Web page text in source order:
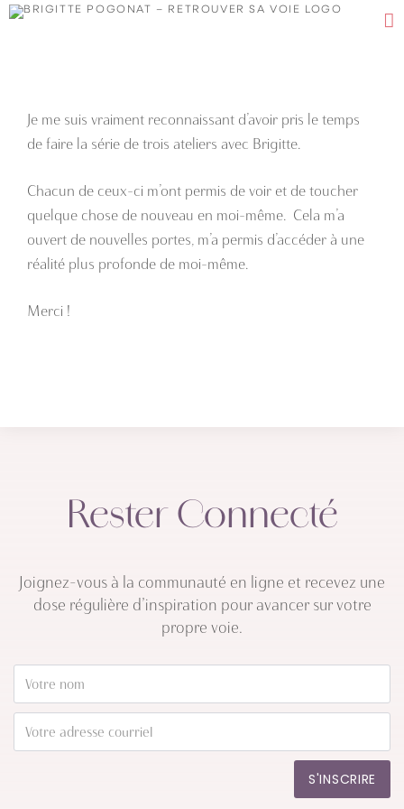
Passer
Je me suis vraiment reconnaissant d’avoir pris le temps
de faire la série de trois ateliers avec Brigitte.
Chacun de ceux-ci m’ont permis de voir et de toucher
quelque chose de nouveau en moi-même. Cela m’a
ouvert de nouvelles portes, m’a permis d’accéder à une
réalité plus profonde de moi-même.
Merci !
Rester Connecté
Joignez-vous à la communauté en ligne et recevez une
dose régulière d’inspiration pour avancer sur votre
propre voie.
S'INSCRIRE